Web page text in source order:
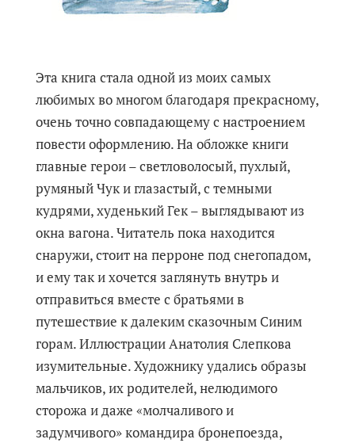
Эта книга стала одной из моих самых
любимых во многом благодаря прекрасному,
очень точно совпадающему с настроением
повести оформлению. На обложке книги
главные герои – светловолосый, пухлый,
румяный Чук и глазастый, с темными
кудрями, худенький Гек – выглядывают из
окна вагона. Читатель пока находится
снаружи, стоит на перроне под снегопадом,
и ему так и хочется заглянуть внутрь и
отправиться вместе с братьями в
путешествие к далеким сказочным Синим
горам. Иллюстрации Анатолия Слепкова
изумительные. Художнику удались образы
мальчиков, их родителей, нелюдимого
сторожа и даже «молчаливого и
задумчивого» командира бронепоезда,